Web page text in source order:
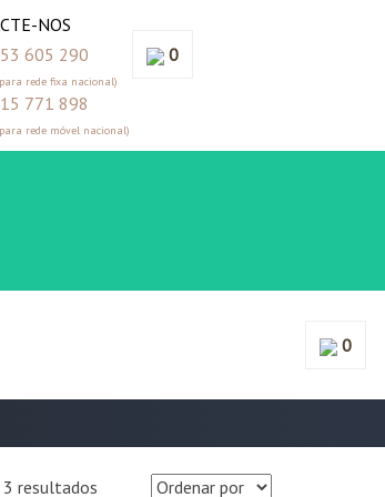
NOS
605 290
rede fixa nacional)
771 898
rede móvel nacional)
0
0
resultados